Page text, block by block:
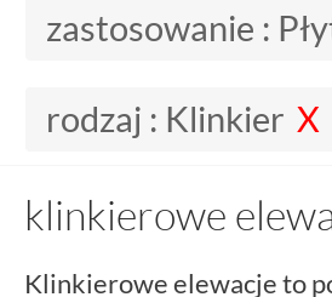
zastosowanie :
rodzaj : Klinkier
klinkierowe
Klinkierowe elewacje to